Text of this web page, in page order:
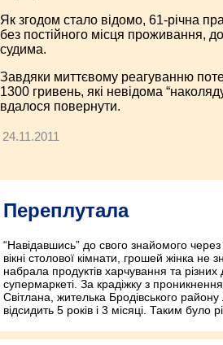
Як згодом стало відомо, 61-річна
без постійного місця проживання,
судима.
Завдяки миттєвому реагуванню
1300 гривень, які невідома
вдалося повернути.
24.11.2011
Переплутала
“Навідавшись” до свого знайомого
вікні столової кімнати, грошей жінка не
набрала продуктів харчування та різних
супермаркеті. За крадіжку з
Світлана, жителька Бродівського району
відсидить 5 років і 3 місяці. Таким було